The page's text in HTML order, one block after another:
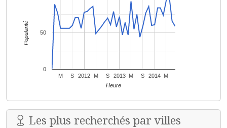
2012 2013 2014
M S M S M S M
0
50
Heure
Popularité
Les plus recherchés par villes